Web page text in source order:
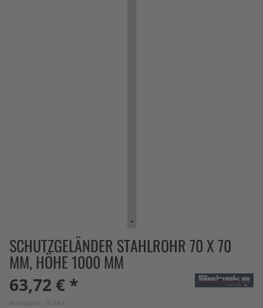
SCHUTZGELÄNDER STAHLROHR 70 X 70
MM, HÖHE 1000 MM
63,72 € *
Bruttopreis: 75,83 €